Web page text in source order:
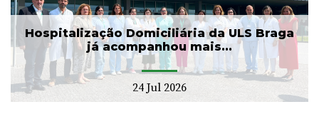
Hospitalização Domiciliária da ULS Braga
já acompanhou mais...
24 Jul 2026